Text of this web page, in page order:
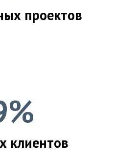
проектов
клиентов